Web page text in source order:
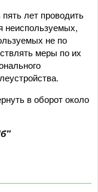
лет проводить
неиспользуемых,
не по
меры по их
в оборот около